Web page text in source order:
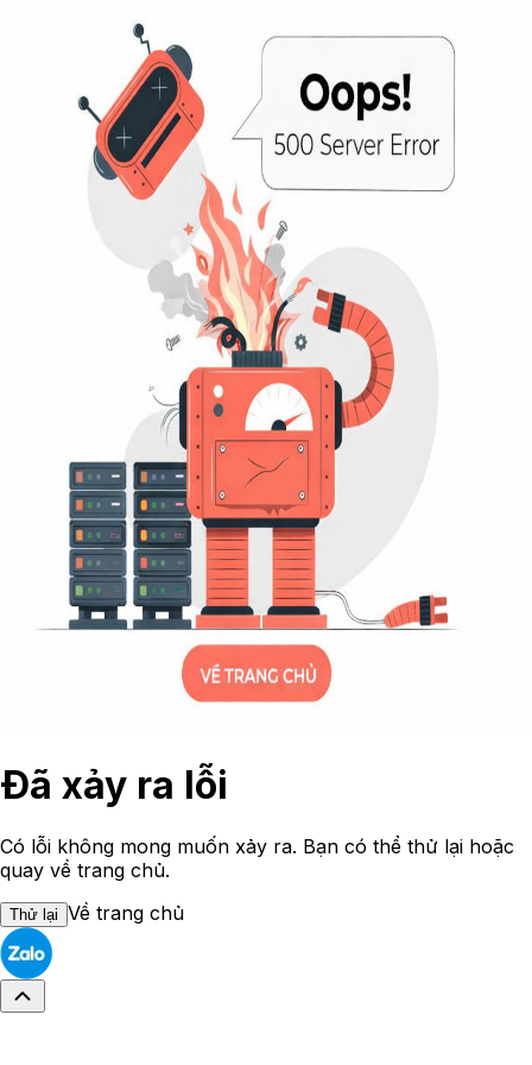
Đã xảy ra lỗi
Có lỗi không mong muốn xảy ra. Bạn có thể thử lại hoặc
quay về trang chủ.
Thử lại Về trang chủ